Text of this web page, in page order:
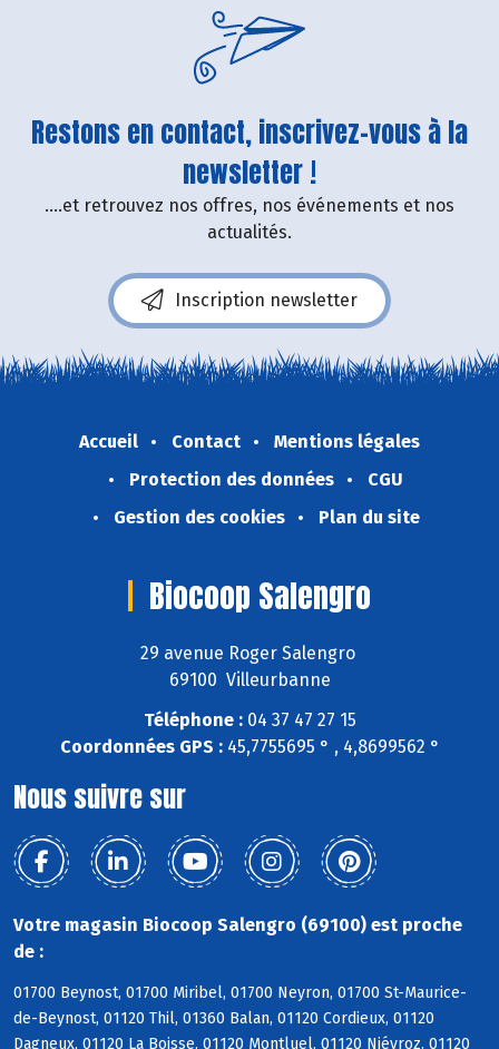
Restons en contact, inscrivez-vous à la
newsletter !
....et retrouvez nos offres, nos événements et nos
actualités.
Inscription newsletter
Accueil Contact
Mentions légales
Protection des données
CGU
Gestion des cookies
Plan du site
Biocoop Salengro
29 avenue Roger Salengro
69100 Villeurbanne
Téléphone :04 37 47 27 15
Coordonnées GPS :45,7755695 ° , 4,8699562 °
Nous suivre sur
Votre magasin Biocoop Salengro (69100) est proche
de :
01700 Beynost, 01700 Miribel, 01700 Neyron, 01700 St-Maurice-
de-Beynost, 01120 Thil, 01360 Balan, 01120 Cordieux, 01120
Dagneux, 01120 La Boisse, 01120 Montluel, 01120 Niévroz, 01120